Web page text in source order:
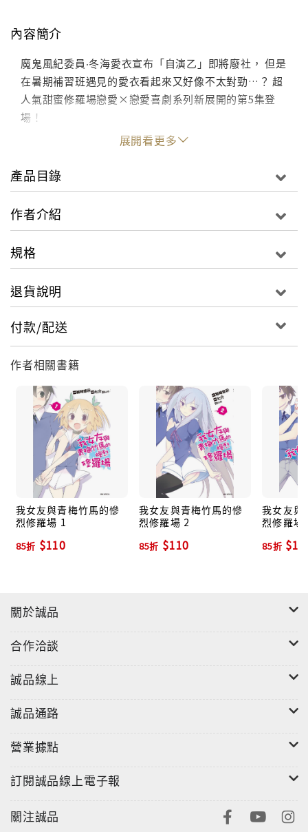
內容簡介
魔鬼風紀委員‧冬海愛衣宣布「自演乙」即將廢社， 但是
在暑期補習班遇見的愛衣看起來又好像不太對勁…？ 超
人氣甜蜜修羅場戀愛×戀愛喜劇系列新展開的第5集登
場！
展開看更多
產品目錄
作者介紹
規格
退貨說明
付款/配送
作者相關書籍
我女友與青梅竹馬的慘
烈修羅場 1
85折 $110
我女友與青梅竹馬的慘
烈修羅場 2
85折 $110
我女友與
烈修羅場
85折
關於誠品
合作洽談
誠品線上
誠品通路
營業據點
訂閱誠品線上電子報
關注誠品